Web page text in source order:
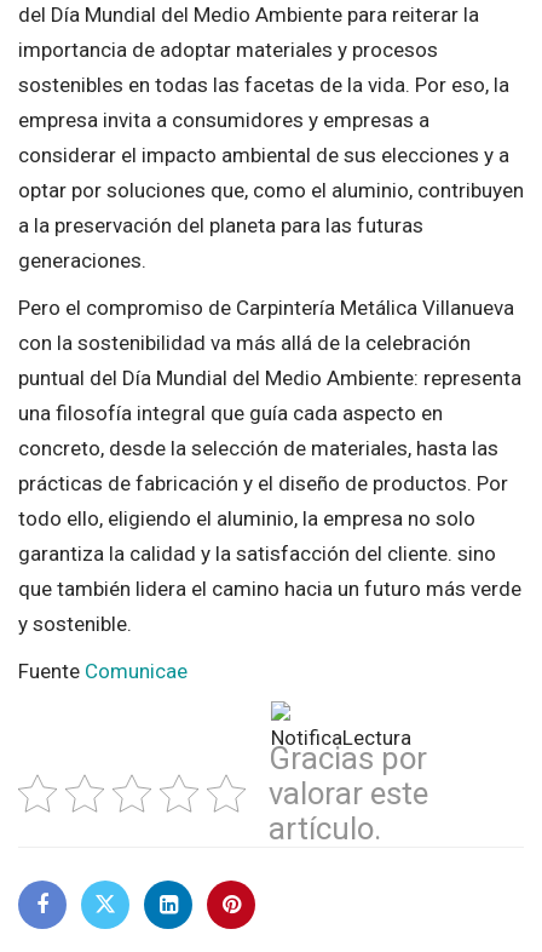
del Día Mundial del Medio Ambiente para reiterar la
importancia de adoptar materiales y procesos
sostenibles en todas las facetas de la vida. Por eso, la
empresa invita a consumidores y empresas a
considerar el impacto ambiental de sus elecciones y a
optar por soluciones que, como el aluminio, contribuyen
a la preservación del planeta para las futuras
generaciones.
Pero el compromiso de Carpintería Metálica Villanueva
con la sostenibilidad va más allá de la celebración
puntual del Día Mundial del Medio Ambiente: representa
una filosofía integral que guía cada aspecto en
concreto, desde la selección de materiales, hasta las
prácticas de fabricación y el diseño de productos. Por
todo ello, eligiendo el aluminio, la empresa no solo
garantiza la calidad y la satisfacción del cliente. sino
que también lidera el camino hacia un futuro más verde
y sostenible.
Fuente Comunicae
Gracias por
valorar este
artículo.